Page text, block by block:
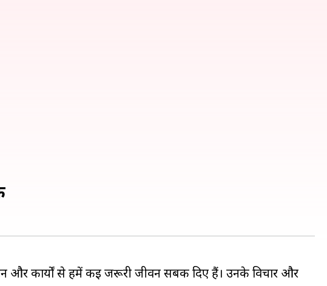
और कार्यों से हमें कई जरूरी जीवन सबक दिए हैं। उनके विचार और